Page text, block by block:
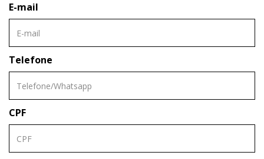
E-mail
Telefone
CPF